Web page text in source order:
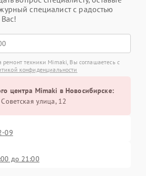
специалист с радостью
ремонт техники Mimaki, Вы соглашаетесь с
конфиденциальности
центра Mimaki в Новосибирске:
улица, 12
09
до 21:00